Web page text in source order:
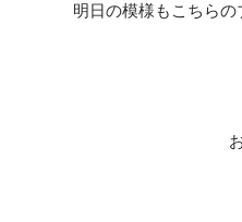
明日の模様もこちらの